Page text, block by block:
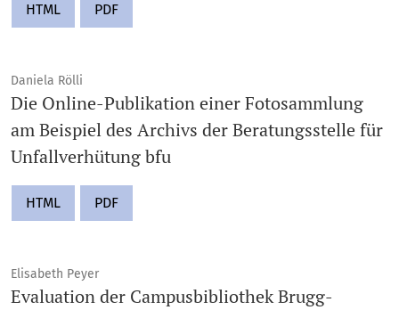
HTML PDF
Daniela Rölli
Die Online-Publikation einer Fotosammlung
am Beispiel des Archivs der Beratungsstelle für
Unfallverhütung bfu
HTML PDF
Elisabeth Peyer
Evaluation der Campusbibliothek Brugg-